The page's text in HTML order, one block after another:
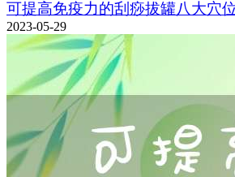
可提高免疫力的刮痧拔罐八大穴
2023-05-29